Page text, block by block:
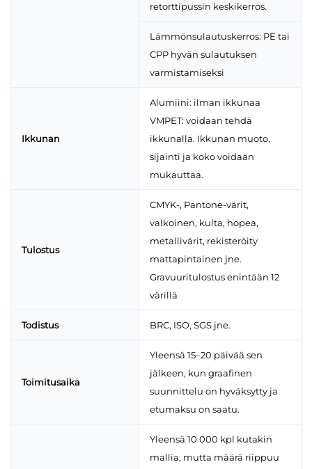
retorttipussin keskikerros.
Lämmönsulautuskerros: PE tai
CPP hyvän sulautuksen
varmistamiseksi
Ikkunan
Alumiini: ilman ikkunaa
VMPET: voidaan tehdä
ikkunalla. Ikkunan muoto,
sijainti ja koko voidaan
mukauttaa.
Tulostus
CMYK-, Pantone-värit,
valkoinen, kulta, hopea,
metallivärit, rekisteröity
mattapintainen jne.
Gravuuritulostus enintään 12
värillä
Todistus BRC, ISO, SGS jne.
Toimitusaika
Yleensä 15–20 päivää sen
jälkeen, kun graafinen
suunnittelu on hyväksytty ja
etumaksu on saatu.
Yleensä 10 000 kpl kutakin
mallia, mutta määrä riippuu